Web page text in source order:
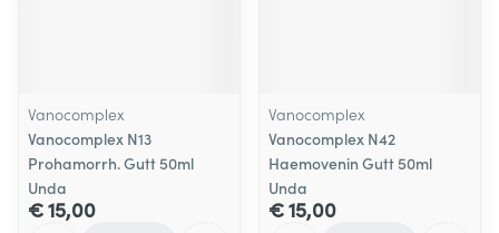
Vanocomplex
Vanocomplex N13
Prohamorrh. Gutt 50ml
Unda
€ 15,00
Vanocomplex
Vanocomplex N42
Haemovenin Gutt 50ml
Unda
€ 15,00